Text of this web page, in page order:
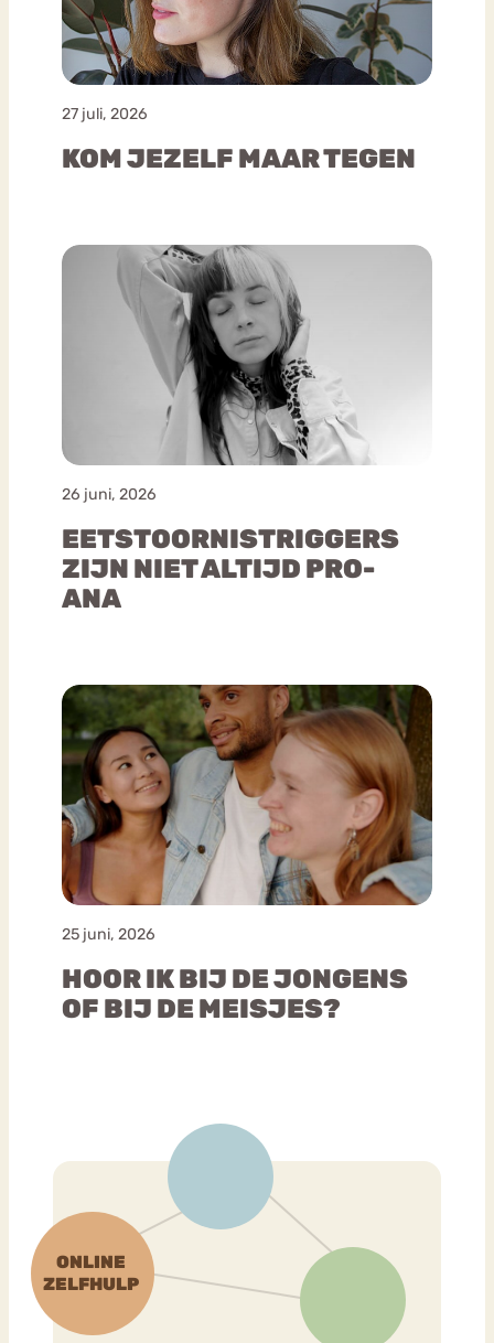
27 juli, 2026
KOM JEZELF MAAR TEGEN
26 juni, 2026
EETSTOORNISTRIGGERS
ZIJN NIET ALTIJD PRO-
ANA
25 juni, 2026
HOOR IK BIJ DE JONGENS
OF BIJ DE MEISJES?